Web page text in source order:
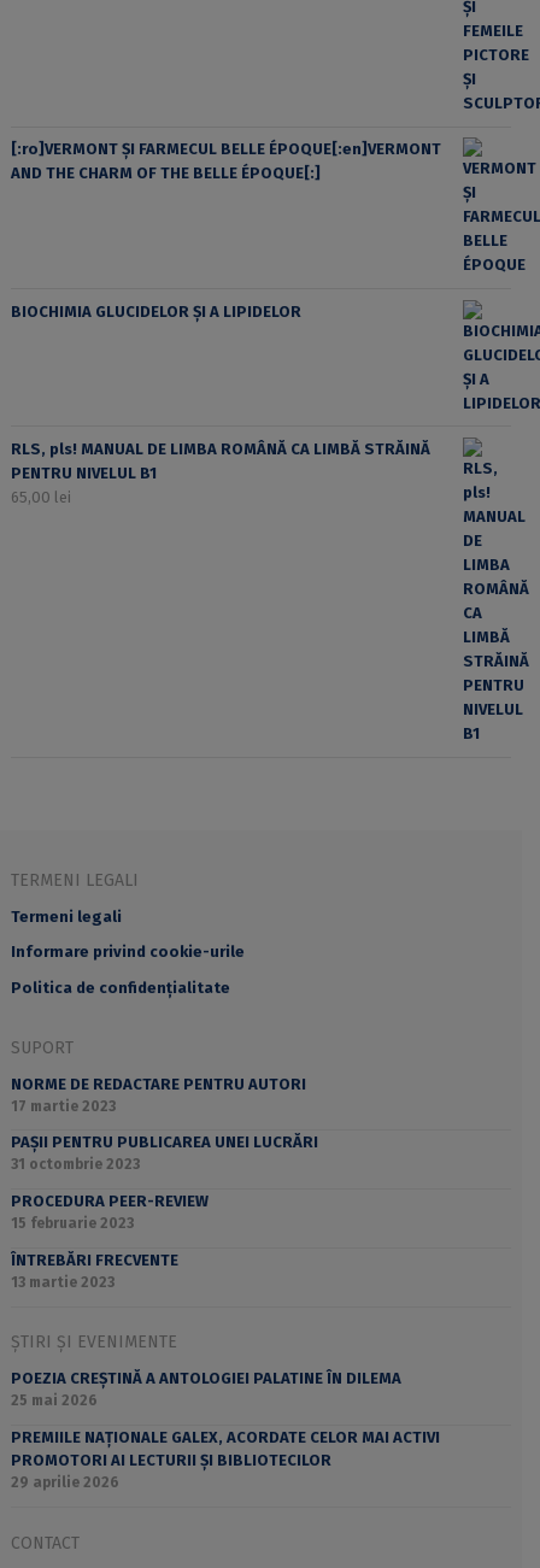
[:ro]VERMONT ȘI FARMECUL BELLE ÉPOQUE[:en]VERMONT
AND THE CHARM OF THE BELLE ÉPOQUE[:]
BIOCHIMIA GLUCIDELOR ȘI A LIPIDELOR
RLS, pls! MANUAL DE LIMBA ROMÂNĂ CA LIMBĂ STRĂINĂ
PENTRU NIVELUL B1
65,00 lei
TERMENI LEGALI
Termeni legali
Informare privind cookie-urile
Politica de confidențialitate
SUPORT
NORME DE REDACTARE PENTRU AUTORI
17 martie 2023
PAȘII PENTRU PUBLICAREA UNEI LUCRĂRI
31 octombrie 2023
PROCEDURA PEER-REVIEW
15 februarie 2023
ÎNTREBĂRI FRECVENTE
13 martie 2023
ȘTIRI ȘI EVENIMENTE
POEZIA CREȘTINĂ A ANTOLOGIEI PALATINE ÎN DILEMA
25 mai 2026
PREMIILE NAȚIONALE GALEX, ACORDATE CELOR MAI ACTIVI
PROMOTORI AI LECTURII ȘI BIBLIOTECILOR
29 aprilie 2026
CONTACT